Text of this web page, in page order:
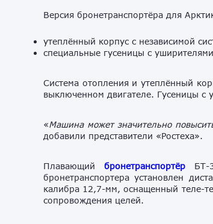
Версия бронетранспортёра для
утеплённый корпус с независимой
специальные гусеницы с
Система отопления и утеплённый
выключенном двигателе. Гусеницы с
«Машина может значительно
добавили представители «Ростеха».
Плавающийбронетранспортёр БТ-
бронетранспортера установлен
калибра 12,7-мм, оснащенный теле-
сопровождения целей.